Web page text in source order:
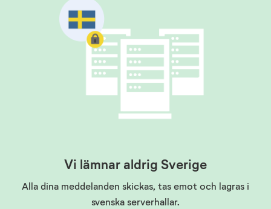
Vi lämnar aldrig Sverige
Alla dina meddelanden skickas, tas emot och lagras i
svenska serverhallar.